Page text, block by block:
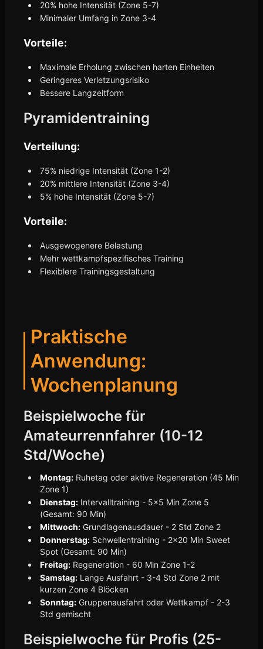
20% hohe Intensität (Zone 5-7)
Minimaler Umfang in Zone 3-4
Vorteile:
Maximale Erholung zwischen harten Einheiten
Geringeres Verletzungsrisiko
Bessere Langzeitform
Pyramidentraining
Verteilung:
75% niedrige Intensität (Zone 1-2)
20% mittlere Intensität (Zone 3-4)
5% hohe Intensität (Zone 5-7)
Vorteile:
Ausgewogenere Belastung
Mehr wettkampfspezifisches Training
Flexiblere Trainingsgestaltung
Praktische
Anwendung:
Wochenplanung
Beispielwoche für
Amateurrennfahrer (10-12
Std/Woche)
Montag: Ruhetag oder aktive Regeneration (45 Min
Zone 1)
Dienstag: Intervalltraining - 5x5 Min Zone 5
(Gesamt: 90 Min)
Mittwoch: Grundlagenausdauer - 2 Std Zone 2
Donnerstag: Schwellentraining - 2x20 Min Sweet
Spot (Gesamt: 90 Min)
Freitag: Regeneration - 60 Min Zone 1-2
Samstag: Lange Ausfahrt - 3-4 Std Zone 2 mit
kurzen Zone 4 Blöcken
Sonntag: Gruppenausfahrt oder Wettkampf - 2-3
Std gemischt
Beispielwoche für Profis (25-